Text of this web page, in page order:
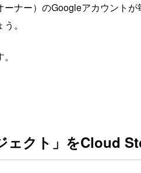
ナー）のGoogleアカウン
。
クト」をCloud